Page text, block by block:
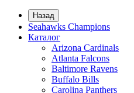
Назад
Seahawks Champions
Каталог
Arizona Cardinals
Atlanta Falcons
Baltimore Ravens
Buffalo Bills
Carolina Panthers